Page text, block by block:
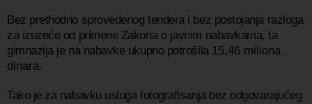
Bez prethodno sprovedenog tendera i bez postojanja razloga
za izuzeće od primene Zakona o javnim nabavkama, ta
gimnazija je na nabavke ukupno potrošila 15,46 miliona
dinara.
Tako je za nabavku usluga fotografisanja bez odgovarajućeg